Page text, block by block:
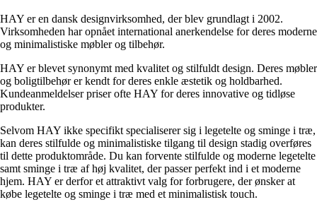
HAY er en dansk designvirksomhed, der blev grundlagt i 2002.
Virksomheden har opnået international anerkendelse for deres moderne
og minimalistiske møbler og tilbehør.
HAY er blevet synonymt med kvalitet og stilfuldt design. Deres møbler
og boligtilbehør er kendt for deres enkle æstetik og holdbarhed.
Kundeanmeldelser priser ofte HAY for deres innovative og tidløse
produkter.
Selvom HAY ikke specifikt specialiserer sig i legetelte og sminge i træ,
kan deres stilfulde og minimalistiske tilgang til design stadig overføres
til dette produktområde. Du kan forvente stilfulde og moderne legetelte
samt sminge i træ af høj kvalitet, der passer perfekt ind i et moderne
hjem. HAY er derfor et attraktivt valg for forbrugere, der ønsker at
købe legetelte og sminge i træ med et minimalistisk touch.